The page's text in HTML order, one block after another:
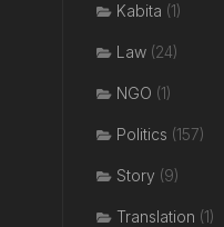
Kabita (1)
Law (24)
NGO (1)
Politics (157)
Story (9)
Translation (1)